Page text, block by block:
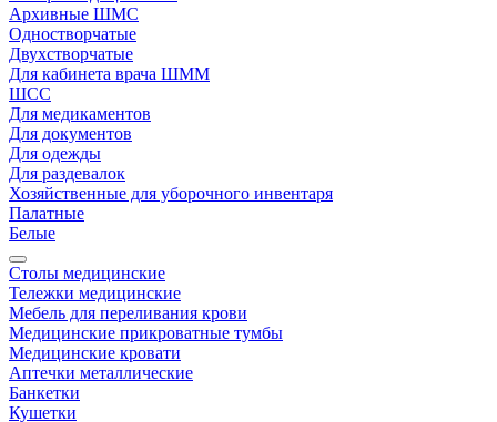
Архивные ШМС
Одностворчатые
Двухстворчатые
Для кабинета врача ШММ
ШСС
Для медикаментов
Для документов
Для одежды
Для раздевалок
Хозяйственные для уборочного инвентаря
Палатные
Белые
Столы медицинские
Тележки медицинские
Мебель для переливания крови
Медицинские прикроватные тумбы
Медицинские кровати
Аптечки металлические
Банкетки
Кушетки